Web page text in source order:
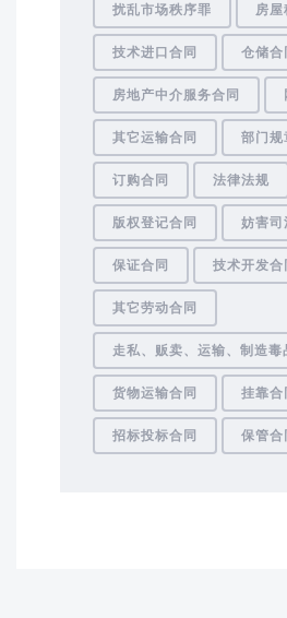
扰乱市场秩序罪 房屋
技术进口合同 仓储合
房地产中介服务合同
其它运输合同 部门规
订购合同 法律法规
版权登记合同 妨害司
保证合同 技术开发合
其它劳动合同
走私、贩卖、运输、制造毒
货物运输合同 挂靠合
招标投标合同 保管合